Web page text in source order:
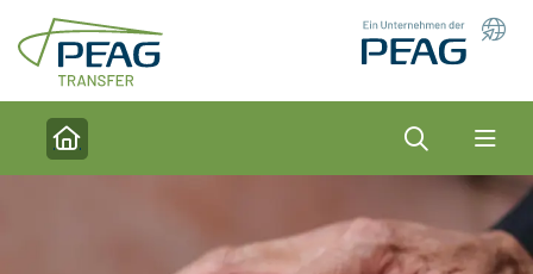
Direkt zu den Inhalten springen
Home
Suche